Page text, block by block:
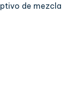
de mezcla